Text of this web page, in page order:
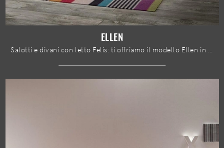
ELLEN
Salotti e divani con letto Felis: ti offriamo il modello Ellen in tessuto per impreziosire la zona giorno.